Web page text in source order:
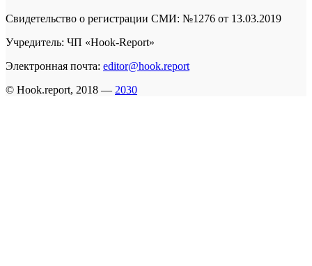
Свидетельство о регистрации СМИ: №1276 от 13.03.2019
Учредитель: ЧП «Hook-Report»
Электронная почта: editor@hook.report
© Hook.report, 2018 — 2030